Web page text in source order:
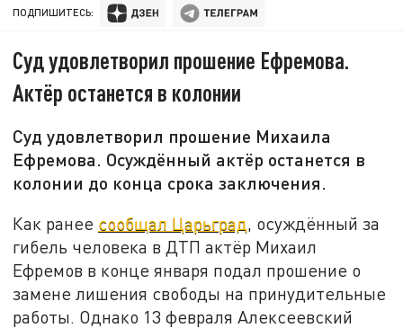
ПОДПИШИТЕСЬ:
Суд удовлетворил прошение Ефремова.
Актёр останется в колонии
Суд удовлетворил прошение Михаила
Ефремова. Осуждённый актёр останется в
колонии до конца срока заключения.
Как ранее сообщал Царьград, осуждённый за
гибель человека в ДТП актёр Михаил
Ефремов в конце января подал прошение о
замене лишения свободы на принудительные
работы. Однако 13 февраля Алексеевский